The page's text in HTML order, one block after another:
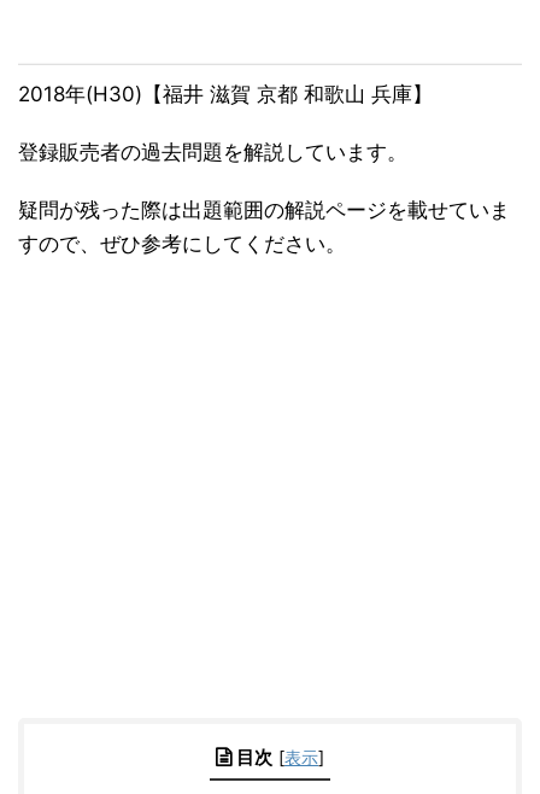
2018年(H30)【福井 滋賀 京都 和歌山 兵庫】
登録販売者の過去問題を解説しています。
疑問が残った際は出題範囲の解説ページを載せていま
すので、ぜひ参考にしてください。
目次 [表示]